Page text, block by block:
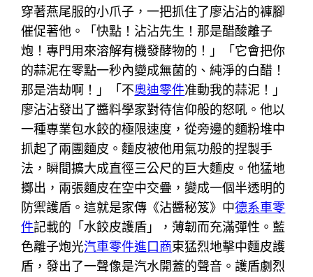
穿著燕尾服的小爪子，一把抓住了廖沾沾的褲腳
催促著他。「快點！沾沾先生！那是醋酸離子
炮！專門用來溶解有機發酵物的！」「它會把你
的蒜泥在零點一秒內變成無菌的、純淨的白醋！
那是浩劫啊！」「不奧迪零件准動我的蒜泥！」
廖沾沾發出了醬料學家對待信仰般的怒吼。他以
一種專業包水餃的極限速度，從旁邊的麵粉堆中
抓起了兩團麵皮。麵皮被他用氣功般的捏製手
法，瞬間擴大成直徑三公尺的巨大麵皮。他猛地
擲出，兩張麵皮在空中交疊，變成一個半透明的
防禦護盾。這就是家傳《沾醬秘笈》中德系車零
件記載的「水餃皮護盾」，薄韌而充滿彈性。藍
色離子炮光汽車零件進口商束猛烈地擊中麵皮護
盾，發出了一聲像是汽水開蓋的聲音。護盾劇烈